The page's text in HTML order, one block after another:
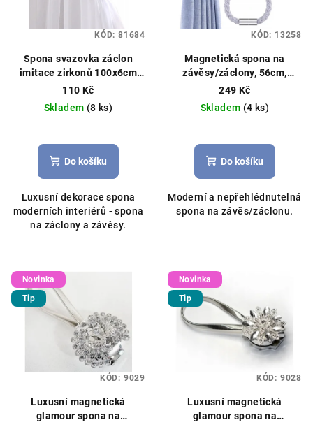
Spona svazovka záclon
imitace zirkonů 100x6cm
stříbrná
110 Kč
Skladem (8 ks)
Do košíku
Luxusní dekorace spona
moderních interiérů - spona
na záclony a závěsy.
KÓD: 81684
Magnetická spona na
závěsy/záclony, 56cm,
stříbrná
249 Kč
Skladem (4 ks)
Do košíku
Moderní a nepřehlédnutelná
spona na závěs/záclonu.
KÓD: 13258
Novinka
Tip
Luxusní magnetická
glamour spona na
KÓD: 9029
Novinka
Tip
Luxusní magnetická
glamour spona na
KÓD: 9028